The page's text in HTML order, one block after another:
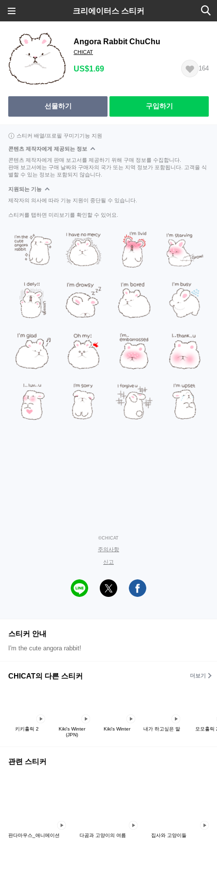
크리에이터스 스티커
Angora Rabbit ChuChu
CHICAT
US$1.69 164
선물하기 구입하기
스티커 배열/프로필 꾸미기기능 지원
콘텐츠 제작자에게 제공되는 정보
콘텐츠 제작자에게 판매 보고서를 제공하기 위해 구매 정보를 수집합니다.
판매 보고서에는 구매 날짜와 구매자의 국가 또는 지역 정보가 포함됩니다. 고객을 식
별할 수 있는 정보는 포함되지 않습니다.
지원되는 기능
제작자의 의사에 따라 기능 지원이 중단될 수 있습니다.
스티커를 탭하면 미리보기를 확인할 수 있어요.
©CHICAT
주의사항
신고
스티커 안내
I'm the cute angora rabbit!
CHICAT의 다른 스티커 더보기
키키홀릭 2
Kiki's Winter
(JPN)
Kiki's Winter 내가 하고싶은 말 모모홀릭
관련 스티커
판다마우스_애니메이션 다곰과 고양이의 여름 집사와 고양이들